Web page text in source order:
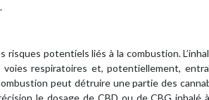
risques potentiels liés à la combustion.
respiratoires et, potentiellement,
peut détruire une partie des
le dosage de CBD ou de CBG inhalé